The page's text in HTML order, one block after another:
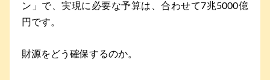
ン」で、実現に必要な予算は、合わせて7兆5000億
円です。
財源をどう確保するのか。